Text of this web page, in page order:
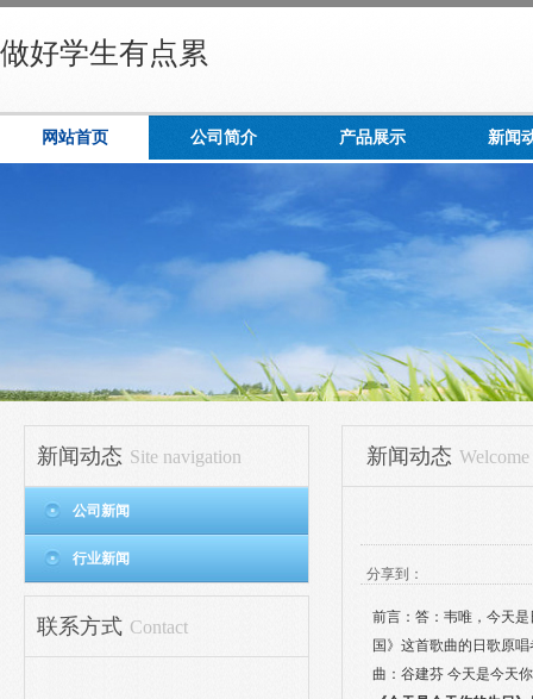
做好学生有点累
网站首页 公司简介 产品展示 新闻
新闻动态 Site navigation
公司新闻
行业新闻
联系方式 Contact
新闻动态
分享到：
前言：答：韦唯，今天
国》这首歌曲的日歌原
曲：谷建芬 今天是今天